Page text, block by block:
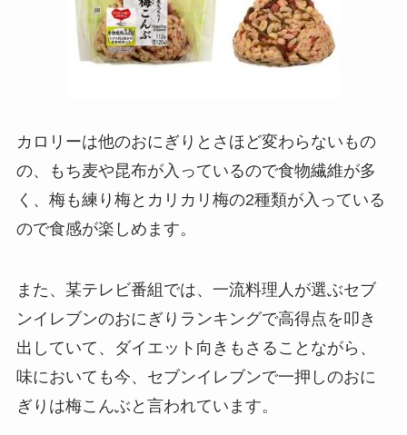
カロリーは他のおにぎりとさほど変わらないもの
の、もち麦や昆布が入っているので食物繊維が多
く、梅も練り梅とカリカリ梅の2種類が入っている
ので食感が楽しめます。
また、某テレビ番組では、一流料理人が選ぶセブ
ンイレブンのおにぎりランキングで高得点を叩き
出していて、ダイエット向きもさることながら、
味においても今、セブンイレブンで一押しのおに
ぎりは梅こんぶと言われています。